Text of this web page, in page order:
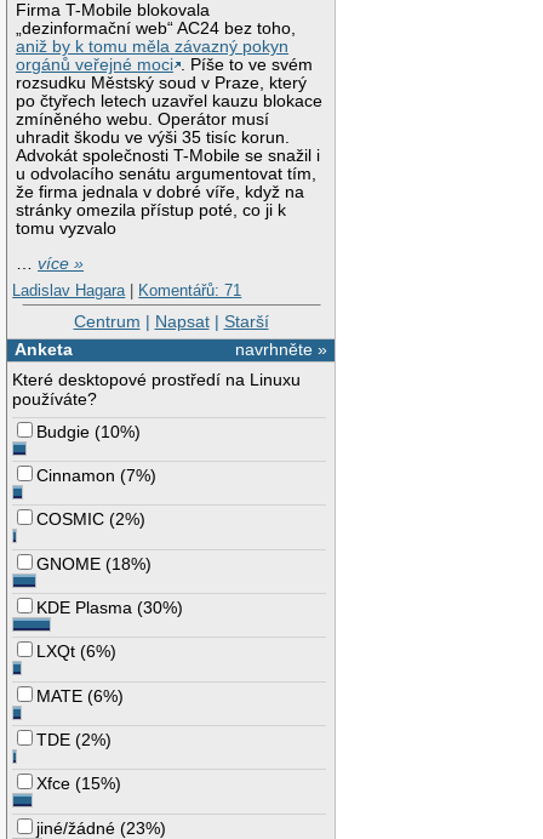
Firma T-Mobile blokovala
„dezinformační web“ AC24 bez toho,
aniž by k tomu měla závazný pokyn
orgánů veřejné moci . Píše to ve svém
rozsudku Městský soud v Praze, který
po čtyřech letech uzavřel kauzu blokace
zmíněného webu. Operátor musí
uhradit škodu ve výši 35 tisíc korun.
Advokát společnosti T-Mobile se snažil i
u odvolacího senátu argumentovat tím,
že firma jednala v dobré víře, když na
stránky omezila přístup poté, co ji k
tomu vyzvalo
…více »
Ladislav Hagara | Komentářů: 71
Centrum | Napsat| Starší
navrhněte »
Anketa
Které desktopové prostředí na Linuxu
používáte?
Budgie (10%)
Cinnamon (7%)
COSMIC (2%)
GNOME (18%)
KDE Plasma (30%)
LXQt (6%)
MATE (6%)
TDE (2%)
Xfce (15%)
jiné/žádné (23%)